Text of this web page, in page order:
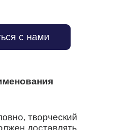
с нами
творческий
доставлять